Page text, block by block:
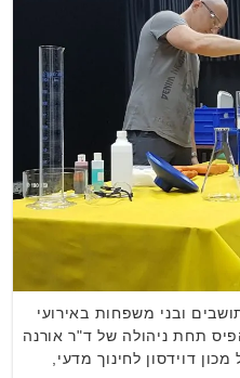
ובני משפחות באירועי
תחת ניהולה של ד"ר אורנה
דוידסון לחינוך מדעי,